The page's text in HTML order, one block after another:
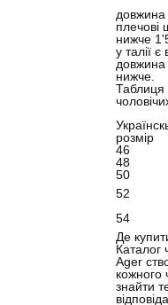
довжина
плечові
нижче
у талії є
довжина
нижче.
Таблиця
розмір
46
48
50
52
54
Де
Каталог
Ager
кожного
знайти